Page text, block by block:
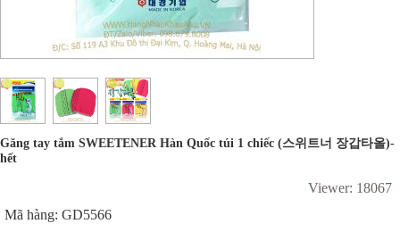
Găng tay tắm SWEETENER Hàn Quốc túi 1 chiếc (스위트너 장갑타올)-
hết
Viewer: 18067
Mã hàng: GD5566